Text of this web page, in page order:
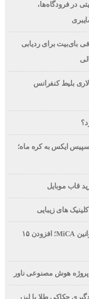
در فرودگاه‌ها،
بای‌بیت برای ردیابی
استثنایی: دریافت تخفیف ۴۰۰ دلاری بلیط کنفرانس
برخورد قطعه غیرفعال راکت فالکون ۹ اسپیس ایکس به کره ماه؛
قاب موبایل
های زیبایی
ورود واحد بی‌ان‌وای ملون به فهرست قوانین MiCA؛ افزودن ۱۵
حکاکی طلا با لیزر